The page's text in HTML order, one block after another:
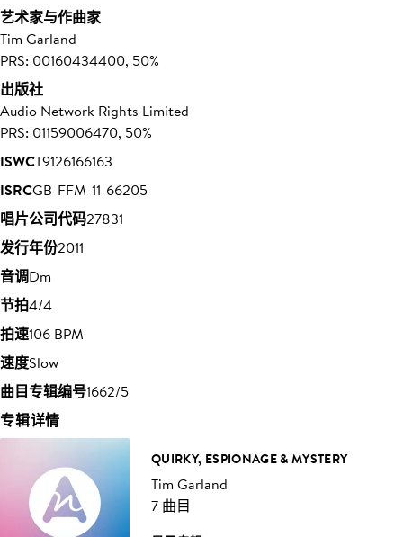
艺术家与作曲家
Tim Garland
PRS: 00160434400, 50%
出版社
Audio Network Rights Limited
PRS: 01159006470, 50%
ISWCT9126166163
ISRCGB-FFM-11-66205
唱片公司代码27831
发行年份2011
音调Dm
节拍4/4
拍速106 BPM
速度Slow
曲目专辑编号1662/5
专辑详情
QUIRKY, ESPIONAGE & MYSTERY
Tim Garland
7 曲目